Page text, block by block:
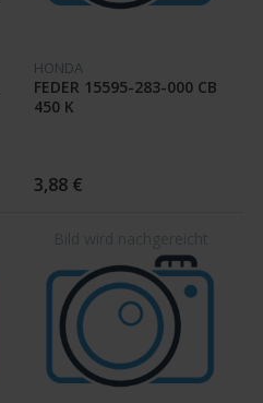
HONDA
FEDER 15595-283-000 CB
450 K
3,88 €